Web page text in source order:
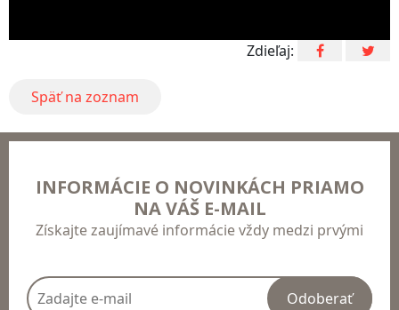
Zdieľaj:
Späť na zoznam
INFORMÁCIE O NOVINKÁCH PRIAMO
NA VÁŠ E-MAIL
Získajte zaujímavé informácie vždy medzi prvými
Odoberať